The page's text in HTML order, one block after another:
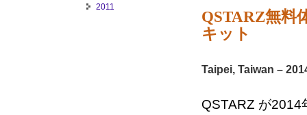
2011
QSTARZ無料
キット
Taipei, Taiwan –
QSTARZ が2014